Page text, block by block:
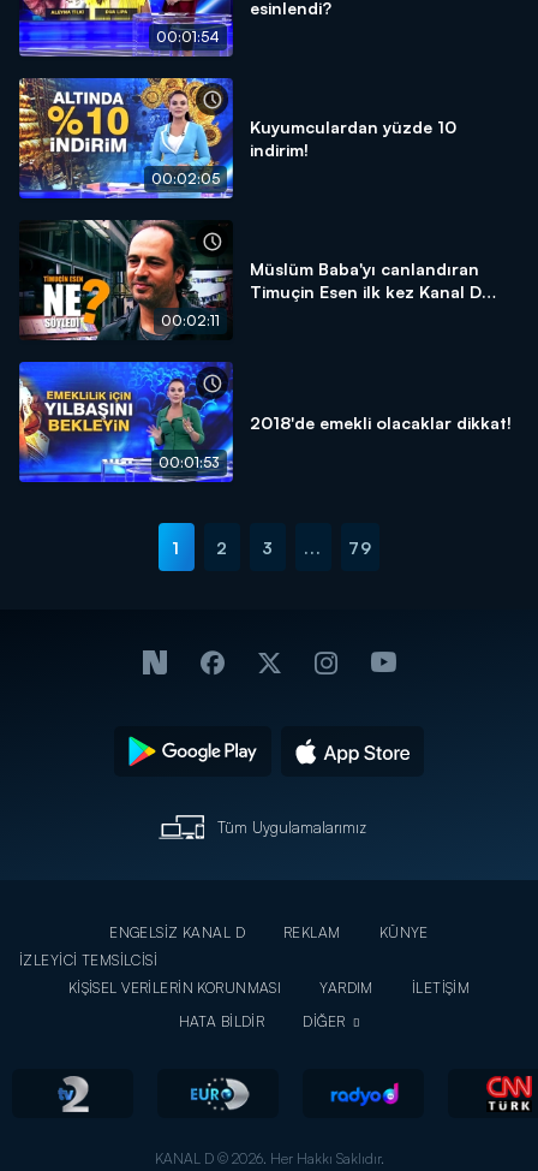
00:01:54
esinlendi?
00:02:05
Kuyumculardan yüzde 10
indirim!
00:02:11
Müslüm Baba'yı canlandıran
Timuçin Esen ilk kez Kanal D
00:01:53
2018'de emekli olacaklar dikkat!
1 2 3 ... 79
Tüm Uygulamalarımız
ENGELSİZ KANAL D REKLAM
KÜNYE
İZLEYİCİ TEMSİLCİSİ
KİŞİSEL VERİLERİN KORUNMASI
YARDIM
İLETİŞİM
HATA BİLDİR
DİĞER
KANAL D © 2026. Her Hakkı Saklıdır.